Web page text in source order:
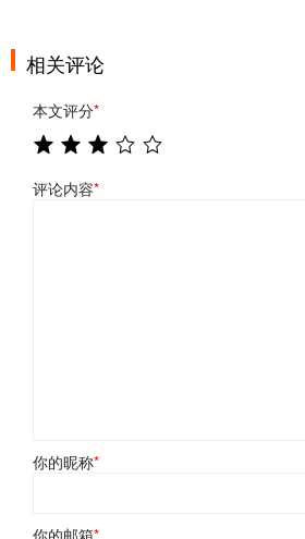
相关评论
本文评分*
评论内容*
你的昵称*
你的邮箱*